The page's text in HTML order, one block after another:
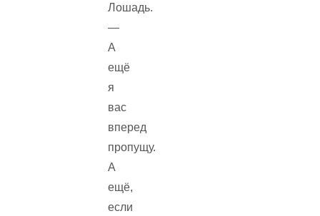
Лошадь.
—
А
ещё
я
вас
вперед
пропущу.
А
ещё,
если